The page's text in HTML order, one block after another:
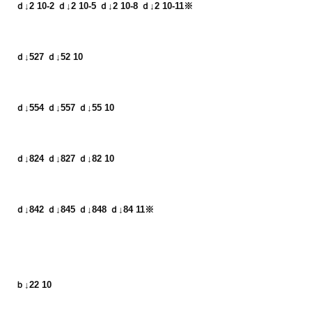
ｄ↓2 10-2 ｄ↓2 10-5 ｄ↓2 10-8 ｄ↓2 10-11※
ｄ↓527 ｄ↓52 10
ｄ↓554 ｄ↓557 ｄ↓55 10
ｄ↓824 ｄ↓827 ｄ↓82 10
ｄ↓842 ｄ↓845 ｄ↓848 ｄ↓84 11※
ｂ↓22 10